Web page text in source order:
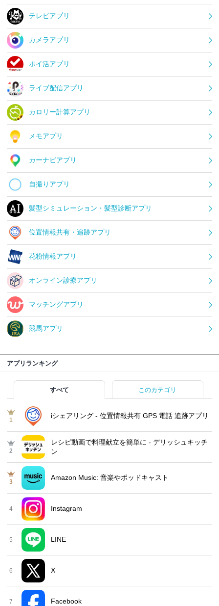
テレビアプリ
カメラアプリ
ポイ活アプリ
ライブ配信アプリ
カロリー計算アプリ
メモアプリ
カーナビアプリ
自撮りアプリ
髪型シミュレーション・髪型診断アプリ
位置情報共有・追跡アプリ
花粉情報アプリ
オンライン診療アプリ
マッチングアプリ
競馬アプリ
アプリランキング
すべて このカテゴリ
1
iシェアリング - 位置情報共有 GPS 電話 追跡アプリ
2
レシピ動画で料理献立を簡単‪に - デリッシュキッチ
ン
3
Amazon Music: 音楽やポッドキャスト
4 Instagram
5 LINE
6 X
7 Facebook